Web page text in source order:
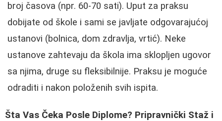
broj časova (npr. 60-70 sati). Uput za praksu
dobijate od škole i sami se javljate odgovarajućoj
ustanovi (bolnica, dom zdravlja, vrtić). Neke
ustanove zahtevaju da škola ima sklopljen ugovor
sa njima, druge su fleksibilnije. Praksu je moguće
odraditi i nakon položenih svih ispita.
Šta Vas Čeka Posle Diplome? Pripravnički Staž i